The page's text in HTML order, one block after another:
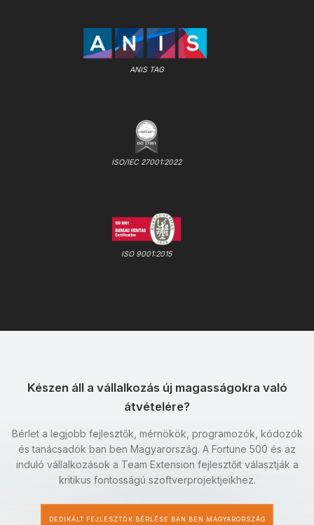
ANIS TAG
ISO/IEC 27001:2022
ISO 9001:2015
Készen áll a vállalkozás új magasságokra való
átvételére?
Bérlet a legjobb fejlesztők, mérnökök, programozók, kódozók
és tanácsadók ban ben Magyarország. A Fortune 500 és az
induló vállalkozások a Team Extension fejlesztőit választják a
kritikus fontosságú szoftverprojektjeikhez.
DEDIKÁLT FEJLESZTŐK BÉRLÉSE BAN BEN MAGYARORSZÁG